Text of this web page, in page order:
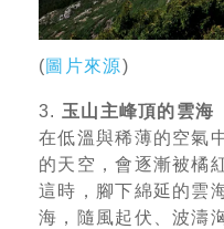
(圖片來源)
3. 玉山主峰頂的雲海
在低溫與稀薄的空氣
的天空，會逐漸被橘
這時，腳下綿延的雲
海，隨風起伏、波濤